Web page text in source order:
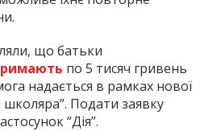
що батьки
по 5 тисяч гривень
надається в рамках нової
Подати заявку
“Дія”.